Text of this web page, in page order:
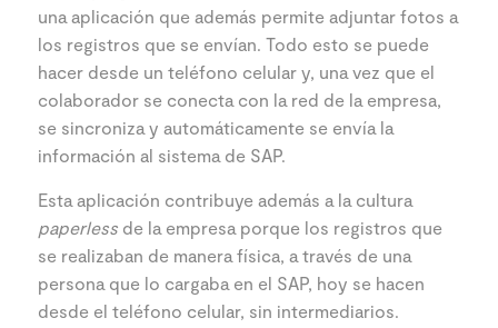
una aplicación que además permite adjuntar fotos a
los registros que se envían. Todo esto se puede
hacer desde un teléfono celular y, una vez que el
colaborador se conecta con la red de la empresa,
se sincroniza y automáticamente se envía la
información al sistema de SAP.
Esta aplicación contribuye además a la cultura
paperless de la empresa porque los registros que
se realizaban de manera física, a través de una
persona que lo cargaba en el SAP, hoy se hacen
desde el teléfono celular, sin intermediarios.